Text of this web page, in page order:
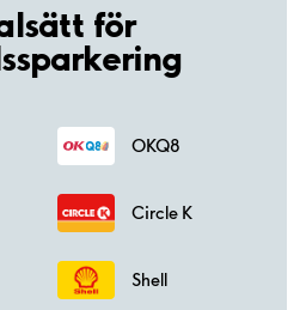
för
OKQ8
Circle K
Shell